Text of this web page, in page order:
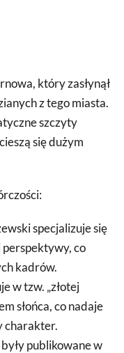
który zasłynął
z tego miasta.
szczyty
się dużym
specjalizuje się
co
kadrów.
w tzw. „złotej
słońca, co nadaje
charakter.
publikowane w